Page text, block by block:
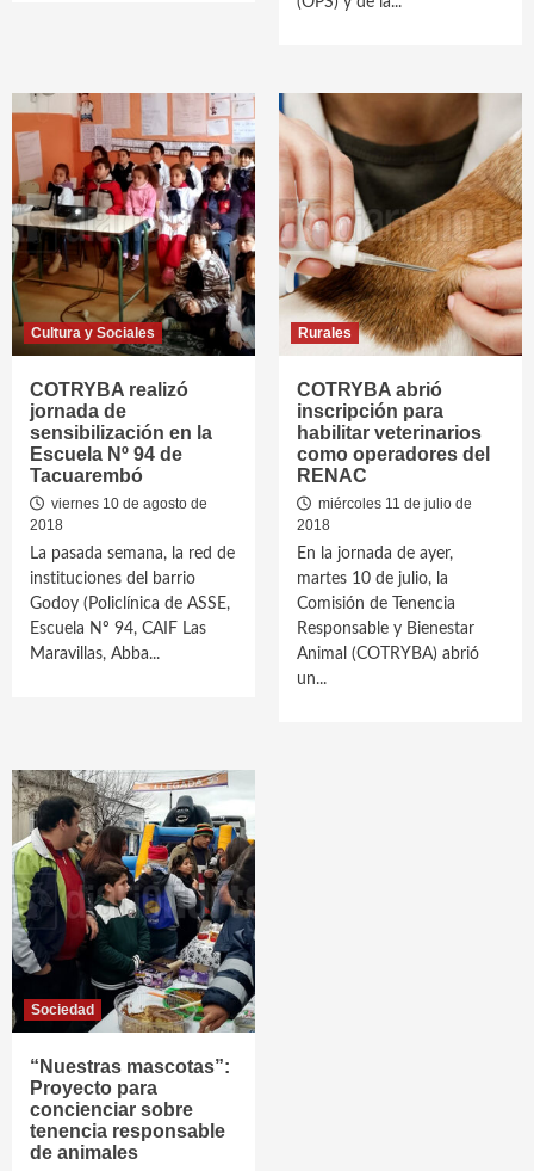
Cultura y Sociales
COTRYBA realizó
jornada de
sensibilización en la
Escuela Nº 94 de
Tacuarembó
viernes 10 de agosto de
2018
La pasada semana, la red de
instituciones del barrio
Godoy (Policlínica de ASSE,
Escuela Nº 94, CAIF Las
Maravillas, Abba...
Rurales
COTRYBA abrió
inscripción para
habilitar veterinarios
como operadores del
RENAC
miércoles 11 de julio de
2018
En la jornada de ayer,
martes 10 de julio, la
Comisión de Tenencia
Responsable y Bienestar
Animal (COTRYBA) abrió
un...
Sociedad
“Nuestras mascotas”:
Proyecto para
concienciar sobre
tenencia responsable
de animales